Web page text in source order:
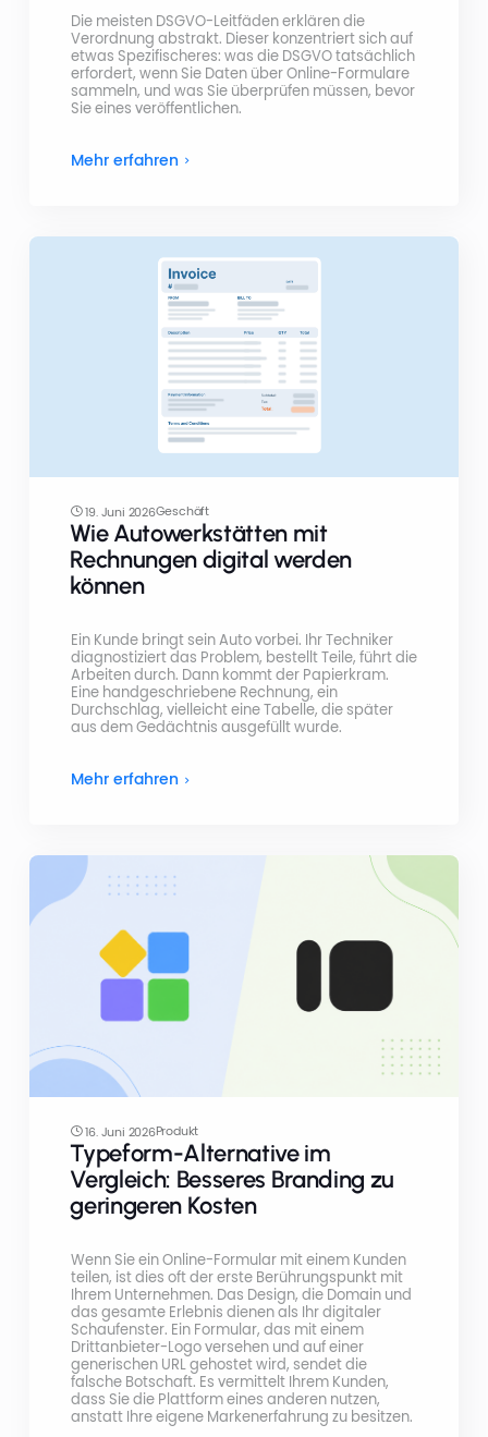
Die meisten DSGVO-Leitfäden erklären die
Verordnung abstrakt. Dieser konzentriert sich auf
etwas Spezifischeres: was die DSGVO tatsächlich
erfordert, wenn Sie Daten über Online-Formulare
sammeln, und was Sie überprüfen müssen, bevor
Sie eines veröffentlichen.
Mehr erfahren
19. Juni 2026Geschäft
Wie Autowerkstätten mit
Rechnungen digital werden
können
Ein Kunde bringt sein Auto vorbei. Ihr Techniker
diagnostiziert das Problem, bestellt Teile, führt die
Arbeiten durch. Dann kommt der Papierkram.
Eine handgeschriebene Rechnung, ein
Durchschlag, vielleicht eine Tabelle, die später
aus dem Gedächtnis ausgefüllt wurde.
Mehr erfahren
16. Juni 2026Produkt
Typeform-Alternative im
Vergleich: Besseres Branding zu
geringeren Kosten
Wenn Sie ein Online-Formular mit einem Kunden
teilen, ist dies oft der erste Berührungspunkt mit
Ihrem Unternehmen. Das Design, die Domain und
das gesamte Erlebnis dienen als Ihr digitaler
Schaufenster. Ein Formular, das mit einem
Drittanbieter-Logo versehen und auf einer
generischen URL gehostet wird, sendet die
falsche Botschaft. Es vermittelt Ihrem Kunden,
dass Sie die Plattform eines anderen nutzen,
anstatt Ihre eigene Markenerfahrung zu besitzen.